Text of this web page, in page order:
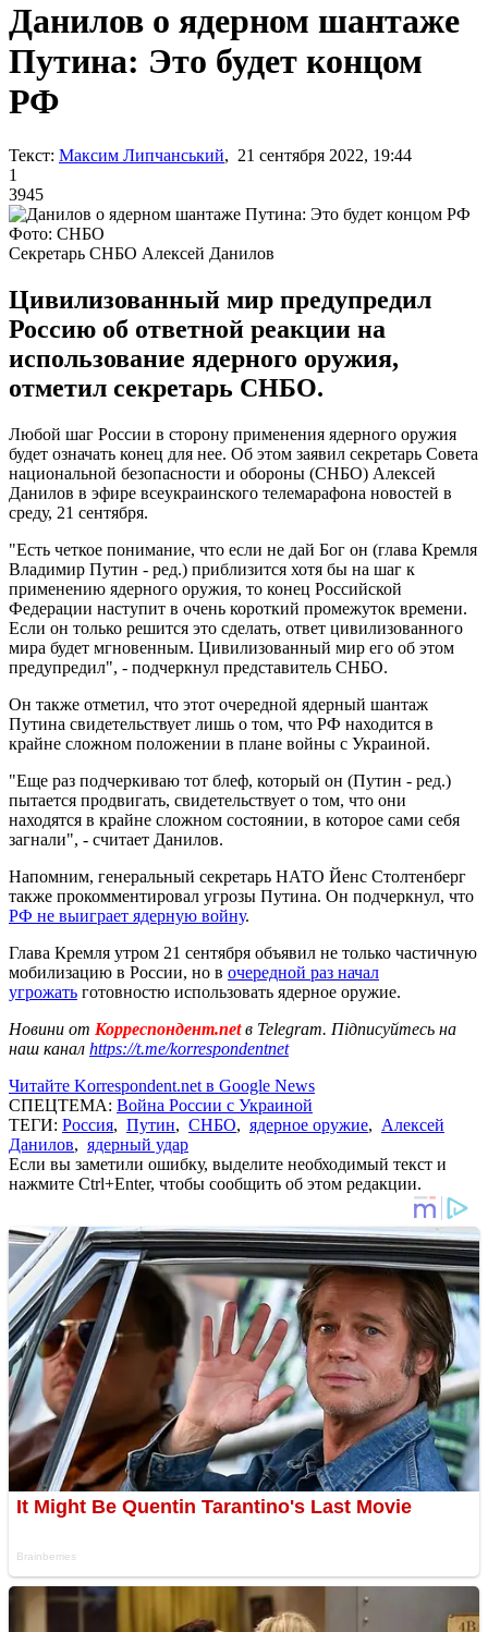
Данилов о ядерном шантаже
Путина: Это будет концом
РФ
Текст: Максим Липчанський, 21 сентября 2022, 19:44
1
3945
Фото: СНБО
Секретарь СНБО Алексей Данилов
Цивилизованный мир предупредил
Россию об ответной реакции на
использование ядерного оружия,
отметил секретарь СНБО.
Любой шаг России в сторону применения ядерного оружия
будет означать конец для нее. Об этом заявил секретарь Совета
национальной безопасности и обороны (СНБО) Алексей
Данилов в эфире всеукраинского телемарафона новостей в
среду, 21 сентября.
"Есть четкое понимание, что если не дай Бог он (глава Кремля
Владимир Путин - ред.) приблизится хотя бы на шаг к
применению ядерного оружия, то конец Российской
Федерации наступит в очень короткий промежуток времени.
Если он только решится это сделать, ответ цивилизованного
мира будет мгновенным. Цивилизованный мир его об этом
предупредил", - подчеркнул представитель СНБО.
Он также отметил, что этот очередной ядерный шантаж
Путина свидетельствует лишь о том, что РФ находится в
крайне сложном положении в плане войны с Украиной.
"Еще раз подчеркиваю тот блеф, который он (Путин - ред.)
пытается продвигать, свидетельствует о том, что они
находятся в крайне сложном состоянии, в которое сами себя
загнали", - считает Данилов.
Напомним, генеральный секретарь НАТО Йенс Столтенберг
также прокомментировал угрозы Путина. Он подчеркнул, что
РФ не выиграет ядерную войну.
Глава Кремля утром 21 сентября объявил не только частичную
мобилизацию в России, но в очередной раз начал
угрожать готовностю использовать ядерное оружие.
Новини от Корреспондент.netв Telegram. Підписуйтесь на
наш канал https://t.me/korrespondentnet
Читайте Korrespondent.net в Google News
СПЕЦТЕМА: Война России с Украиной
ТЕГИ: Россия, Путин, СНБО, ядерное оружие, Алексей
Данилов, ядерный удар
Если вы заметили ошибку, выделите необходимый текст и
нажмите Ctrl+Enter, чтобы сообщить об этом редакции.